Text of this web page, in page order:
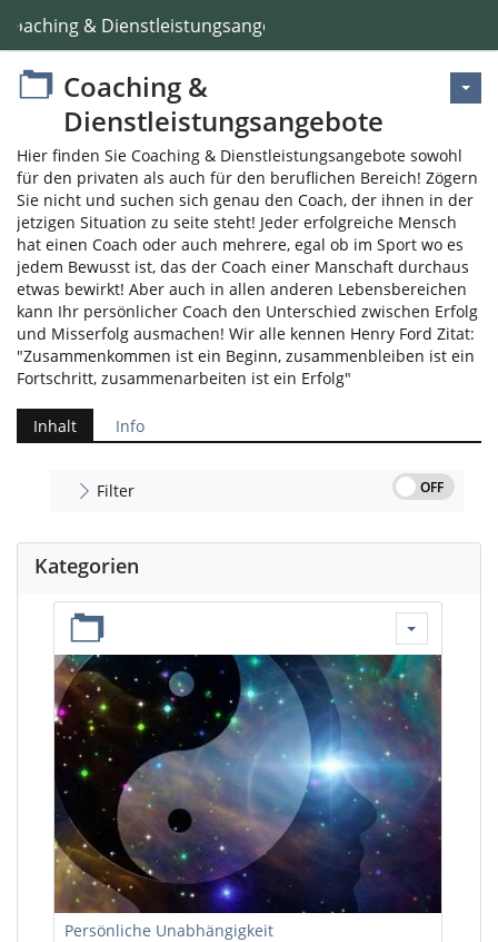
Coaching & Dienstleistungsangebote
Coaching &
Dienstleistungsangebote
Hier finden Sie Coaching & Dienstleistungsangebote sowohl
für den privaten als auch für den beruflichen Bereich! Zögern
Sie nicht und suchen sich genau den Coach, der ihnen in der
jetzigen Situation zu seite steht! Jeder erfolgreiche Mensch
hat einen Coach oder auch mehrere, egal ob im Sport wo es
jedem Bewusst ist, das der Coach einer Manschaft durchaus
etwas bewirkt! Aber auch in allen anderen Lebensbereichen
kann Ihr persönlicher Coach den Unterschied zwischen Erfolg
und Misserfolg ausmachen! Wir alle kennen Henry Ford Zitat:
"Zusammenkommen ist ein Beginn, zusammenbleiben ist ein
Fortschritt, zusammenarbeiten ist ein Erfolg"
Inhalt Info
Filter OFF
Kategorien
Persönliche Unabhängigkeit